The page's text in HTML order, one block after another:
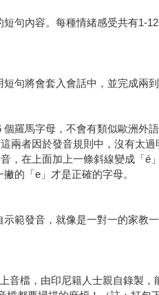
句內容。每種情緒感受共有1-
句將會套入會話中，並完成兩
羅馬字母，不會有類似歐洲外
者因於發音規則中，沒有太
，在上面加上一條斜線變成「
的「e」才是正確的字母。
範發音，就像是一對一的家教
檔，由印尼籍人士親自錄製